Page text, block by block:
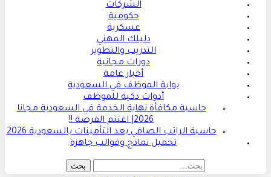
الشركات
حكومية
عسكرية
دليلك المهني
التدريب والتطوير
دورات مجانية
أخبار عامة
بوابة الموظف في السعودية
أدوات ذكية للموظف
حاسبة مكافأة نهاية الخدمة في السعودية مجانا
2026| اغتنم الفرصة !!
حاسبة الراتب الصافي بعد التأمينات بالسعودية 2026
تحميل نماذج وقوالب جاهزة